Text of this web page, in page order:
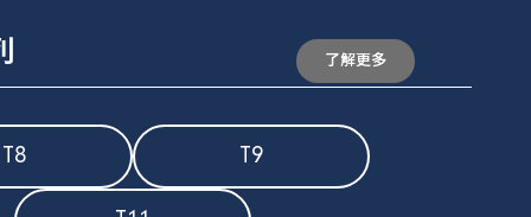
了解更多
T8 T9